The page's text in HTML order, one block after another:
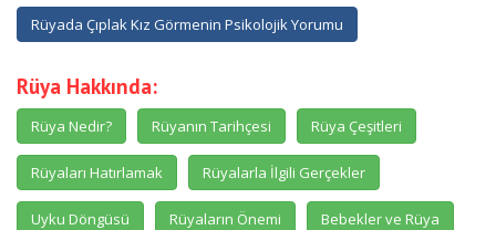
Rüyada Çıplak Kız Görmenin Psikolojik Yorumu
Rüya Hakkında:
Rüya Nedir? Rüyanın Tarihçesi Rüya Çeşitleri
Rüyaları Hatırlamak Rüyalarla İlgili Gerçekler
Uyku Döngüsü Rüyaların Önemi Bebekler ve Rüya